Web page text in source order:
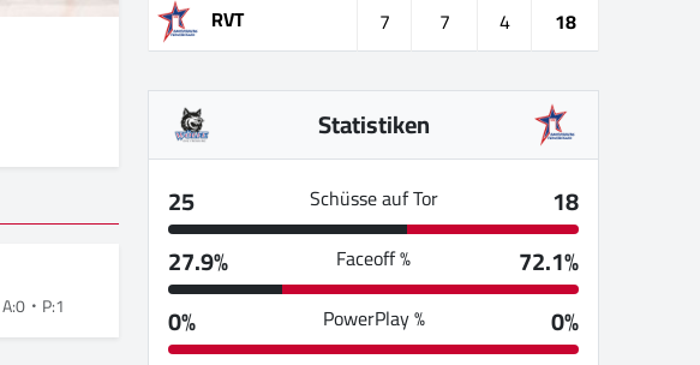
A:0 P:1
RVT
7 7 4 18
Statistiken
25
Schüsse auf Tor
18
27.9%
Faceoff %
72.1%
0%
PowerPlay % 0%